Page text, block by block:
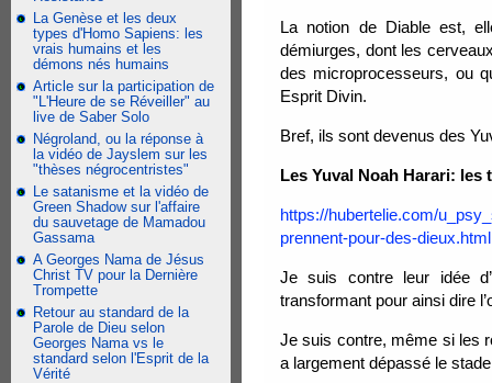
La Genèse et les deux
types d'Homo Sapiens: les
vrais humains et les
démons nés humains
Article sur la participation de
"L'Heure de se Réveiller" au
live de Saber Solo
Négroland, ou la réponse à
la vidéo de Jayslem sur les
"thèses négrocentristes"
Le satanisme et la vidéo de
Green Shadow sur l'affaire
du sauvetage de Mamadou
Gassama
A Georges Nama de Jésus
Christ TV pour la Dernière
Trompette
Retour au standard de la
Parole de Dieu selon
Georges Nama vs le
standard selon l'Esprit de la
Vérité
La notion de Diable est,
démiurges, dont les
des microprocesseurs, ou
Esprit Divin.
Bref, ils sont devenus des
Les Yuval Noah Harari:
https://hubertelie.com/
prennent-pour-des-dieux.html
Je suis contre leur idée
transformant pour ainsi dire
Je suis contre, même si les
a largement dépassé le